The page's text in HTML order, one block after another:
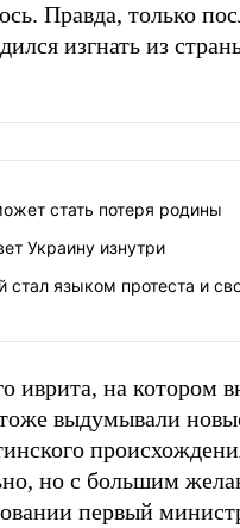
Правда, только
изгнать из
стать потеря родины
Украину изнутри
стал языком протеста и
иврита, на котором
выдумывали
но с большим
первый